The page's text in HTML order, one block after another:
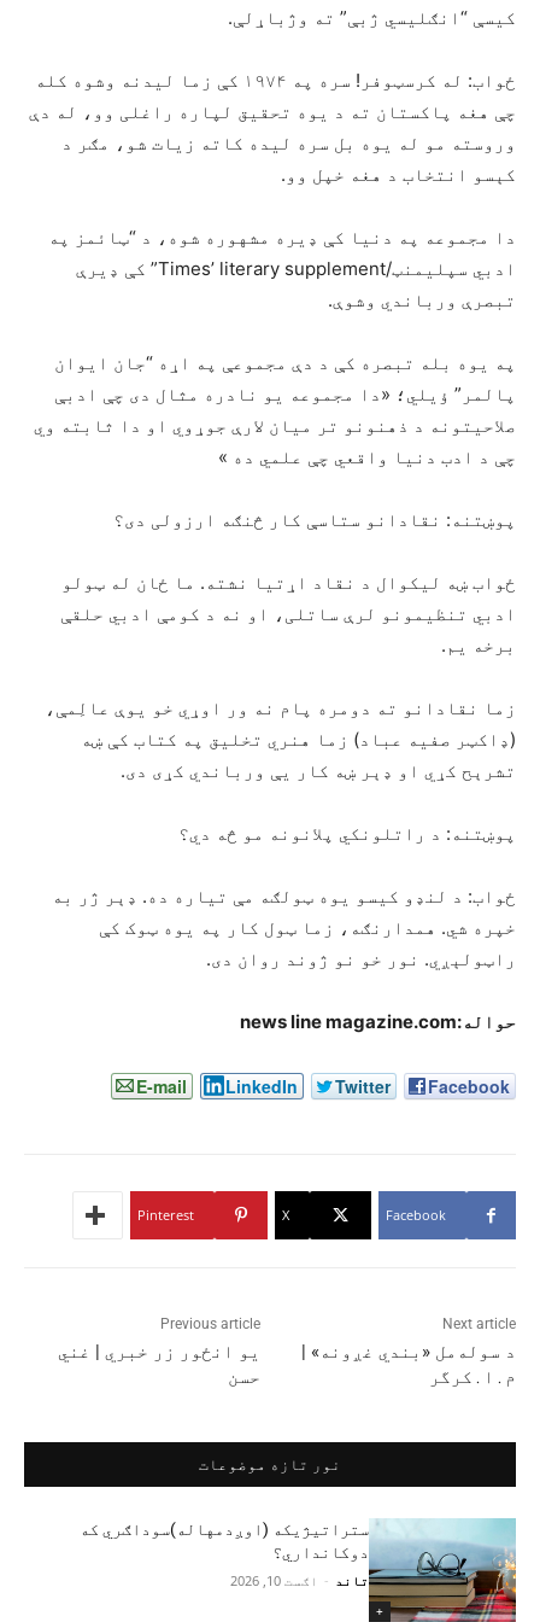
کیسې “انګلیسي ژبې” ته وژباړلې.
ځواب: له کرسټوفر! سره په ۱۹۷۴ کې زما لیدنه وشوه کله
چې هغه پاکستان ته د یوه تحقیق لپاره راغلی وو، له دې
وروسته مو له یوه بل سره لیده کاته زیات شو، مګر د
کېسو انتخاب د هغه خپل وو.
دا مجموعه په دنیا کې ډیره مشهوره شوه، د “ټائمز په
ادبي سپلیمنټ/Times’ literary supplement” کې ډیرې
تبصرې ورباندي وشوې.
په یوه بله تبصره کې د دې مجموعې په اړه “جان ایوان
پالمر” ؤيلي؛ «دا مجموعه یو نادره مثال دی چې ادبې
صلاحیتونه د ذهنونو تر میان لارې جوړوي او دا ثابته وي
چې د ادب دنیا واقعي چې علمي ده »
پوښتنه: نقادانو ستاسې کار څنګه ارزولی دی؟
ځواب ښه لیکوال د نقاد اړتیا نشته. ما ځان له ټولو
ادبي تنظیمونو لرې ساتلی، او نه د کومې ادبي حلقې
برخه یم.
زما نقادانو ته دومره پام نه ور اوړي خو یوې عالِمې،
(ډاکټر صفیه عباد) زما هنري تخلیق په کتاب کې ښه
تشرېح کړي او ډېر ښه کار یې ورباندي کړی دی.
پوښتنه: د راتلونکي پلانونه مو څه دي؟
ځواب: د لنډو کیسو یوه ټولګه مې تیاره ده. ډېر ژر به
خپره شي. همدارنګه، زما ټول کار په یوه ټوک کې
راټولېږي. نور خو نو ژوند روان دی.
حواله:news line magazine.com
Facebook
Twitter
LinkedIn
E-mail
Facebook
X
Pinterest
Previous article
یو انځور زر خبري | غني
حسن
Next article
د سوله‌مل «بندي غږونه» |
م․ا․كرگر
نور تازه موضوعات
+
ستراتیژیکه (اوږدمهاله)سوداګري که
دوکانداري؟
تاند - اګست 10, 2026